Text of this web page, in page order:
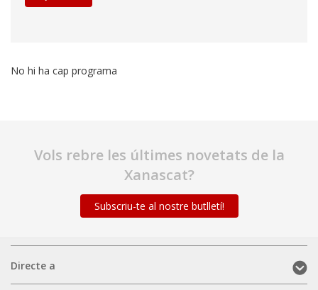
No hi ha cap programa
Vols rebre les últimes novetats de la
Xanascat?
Subscriu-te al nostre butlletí!
Directe
a
Directe a